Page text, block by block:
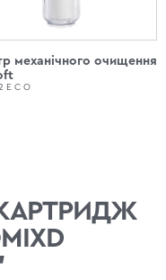
механічного очищення